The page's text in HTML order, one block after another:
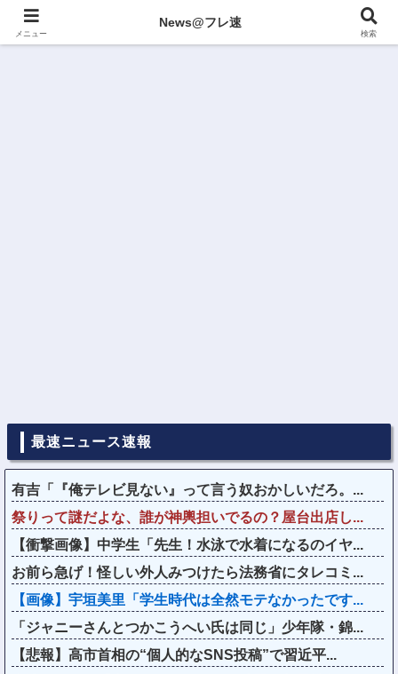
最速ニュース速報
有吉「『俺テレビ見ない』って言う奴おかしいだろ。...
祭りって謎だよな、誰が神輿担いでるの？屋台出店し...
【衝撃画像】中学生「先生！水泳で水着になるのイヤ...
お前ら急げ！怪しい外人みつけたら法務省にタレコミ...
【画像】宇垣美里「学生時代は全然モテなかったです...
「ジャニーさんとつかこうへい氏は同じ」少年隊・錦...
【悲報】高市首相の“個人的なSNS投稿”で習近平...
メニュー
News@フレ速
検索